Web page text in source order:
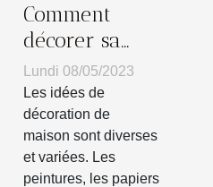
Comment
décorer sa
maison avec
du papier
peint ?
Lundi 08/05/2023
Les idées de
décoration de
maison sont diverses
et variées. Les
peintures, les papiers